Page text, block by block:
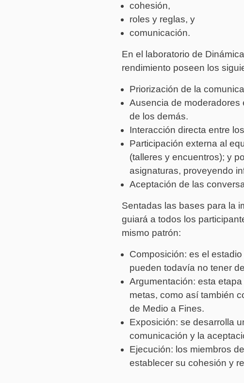
cohesión,
roles y reglas, y
comunicación.
En el laboratorio de
rendimiento poseen los
Priorización de la
Ausencia de moderadores
de los demás.
Interacción directa entre
Participación externa al
(talleres y encuentros); y
asignaturas, proveyendo
Aceptación de las
Sentadas las bases para la
guiará a todos los
mismo patrón:
Composición: es el
pueden todavía no tener
Argumentación: esta
metas, como así también
de Medio a Fines.
Exposición: se desarrolla
comunicación y la
Ejecución: los miembros
establecer su cohesión y